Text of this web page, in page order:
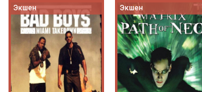
Экшен Экшен